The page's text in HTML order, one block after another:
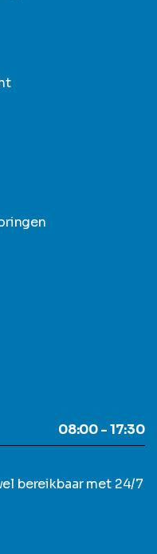
08:00 - 17:30
bereikbaar met 24/7